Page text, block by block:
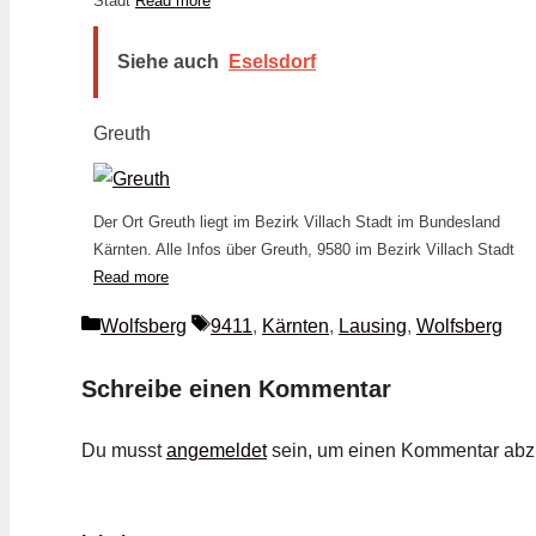
Siehe auch Eselsdorf
Greuth
Der Ort Greuth liegt im Bezirk Villach Stadt im Bundesland
Kärnten. Alle Infos über Greuth, 9580 im Bezirk Villach Stadt
Read more
Kategorien
Wolfsberg Schlagwörter
9411, Kärnten, Lausing, Wolfsberg
Schreibe einen Kommentar
Du musstangemeldetsein, um einen Kommentar